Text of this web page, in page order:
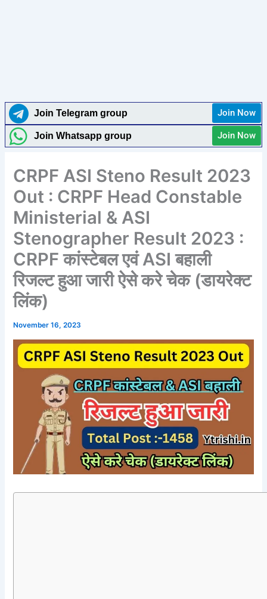
Join Telegram group Join Now
Join Whatsapp group Join Now
CRPF ASI Steno Result 2023
Out : CRPF Head Constable
Ministerial & ASI
Stenographer Result 2023 :
CRPF कांस्टेबल एवं ASI बहाली
रिजल्ट हुआ जारी ऐसे करे चेक (डायरेक्ट
लिंक)
November 16, 2023